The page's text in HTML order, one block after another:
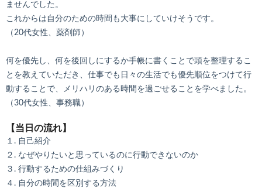
ませんでした。
これからは自分のための時間も大事にしていけそうです。
（20代女性、薬剤師）
何を優先し、何を後回しにするか手帳に書くことで頭を整理するこ
とを教えていただき、仕事でも日々の生活でも優先順位をつけて行
動することで、メリハリのある時間を過ごせることを学べました。
（30代女性、事務職）
【当日の流れ】
１. 自己紹介
２. なぜやりたいと思っているのに行動できないのか
３. 行動するための仕組みづくり
４. 自分の時間を区別する方法